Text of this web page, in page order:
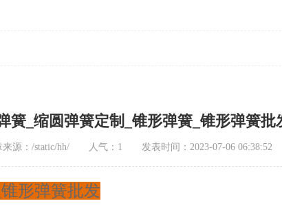
簧_缩圆弹簧定制_锥形弹簧_锥形弹簧批
来源：/static/hh/ 人气：1 发表时间：2023-07-06 06:38:52
形弹簧批发